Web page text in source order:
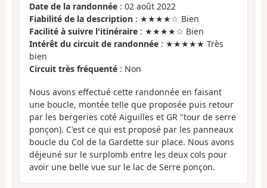
Date de la randonnée : 02 août 2022
Fiabilité de la description : ★★★★☆ Bien
Facilité à suivre l'itinéraire : ★★★★☆ Bien
Intérêt du circuit de randonnée : ★★★★★ Très
bien
Circuit très fréquenté : Non
Nous avons effectué cette randonnée en faisant
une boucle, montée telle que proposée puis retour
par les bergeries coté Aiguilles et GR "tour de serre
ponçon). C'est ce qui est proposé par les panneaux
boucle du Col de la Gardette sur place. Nous avons
déjeuné sur le surplomb entre les deux cols pour
avoir une belle vue sur le lac de Serre ponçon.